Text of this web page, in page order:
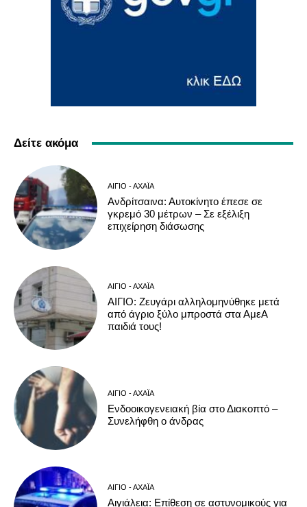
Δείτε ακόμα
ΑΊΓΙΟ - ΑΧΑΪ́Α
Ανδρίτσαινα: Αυτοκίνητο έπεσε σε
γκρεμό 30 μέτρων – Σε εξέλιξη
επιχείρηση διάσωσης
ΑΊΓΙΟ - ΑΧΑΪ́Α
ΑΙΓΙΟ: Ζευγάρι αλληλομηνύθηκε μετά
από άγριο ξύλο μπροστά στα ΑμεΑ
παιδιά τους!
ΑΊΓΙΟ - ΑΧΑΪ́Α
Ενδοοικογενειακή βία στο Διακοπτό –
Συνελήφθη ο άνδρας
ΑΊΓΙΟ - ΑΧΑΪ́Α
Αιγιάλεια: Επίθεση σε αστυνομικούς για